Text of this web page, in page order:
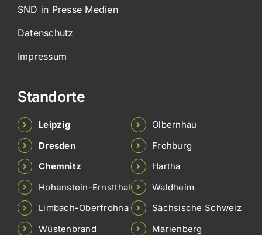
SND in Presse Medien
Datenschutz
Impressum
Standorte
Leipzig
Dresden
Chemnitz
Hohenstein-Ernstthal
Limbach-Oberfrohna
Wüstenbrand
Olbernhau
Frohburg
Hartha
Waldheim
Sächsische Schweiz
Marienberg